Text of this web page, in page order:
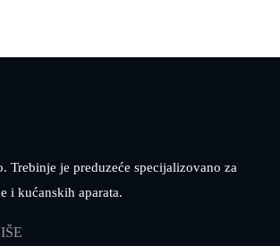
Trebinje je preduzeće specijalizovano za
i kućanskih aparata.